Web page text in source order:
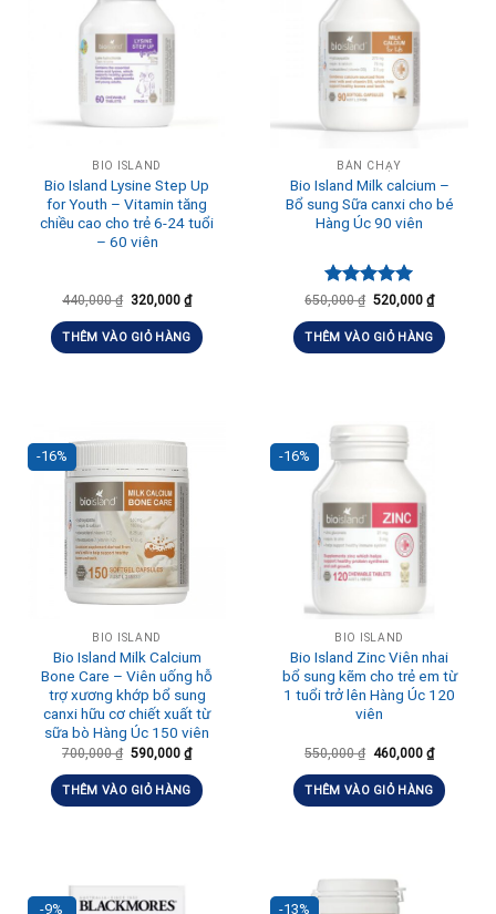
BIO ISLAND
Bio Island Lysine Step Up
for Youth – Vitamin tăng
chiều cao cho trẻ 6-24 tuổi
– 60 viên
440,000₫ 320,000 ₫
THÊM VÀO GIỎ HÀNG
BÁN CHẠY
Bio Island Milk calcium –
Bổ sung Sữa canxi cho bé
Hàng Úc 90 viên
Được xếp
hạng5.00
5 sao
650,000₫ 520,000 ₫
THÊM VÀO GIỎ HÀNG
-16%
BIO ISLAND
Bio Island Milk Calcium
Bone Care – Viên uống hỗ
trợ xương khớp bổ sung
canxi hữu cơ chiết xuất từ
sữa bò Hàng Úc 150 viên
700,000₫ 590,000 ₫
THÊM VÀO GIỎ HÀNG
-16%
BIO ISLAND
Bio Island Zinc Viên nhai
bổ sung kẽm cho trẻ em từ
1 tuổi trở lên Hàng Úc 120
viên
550,000₫ 460,000 ₫
THÊM VÀO GIỎ HÀNG
-9% -13%